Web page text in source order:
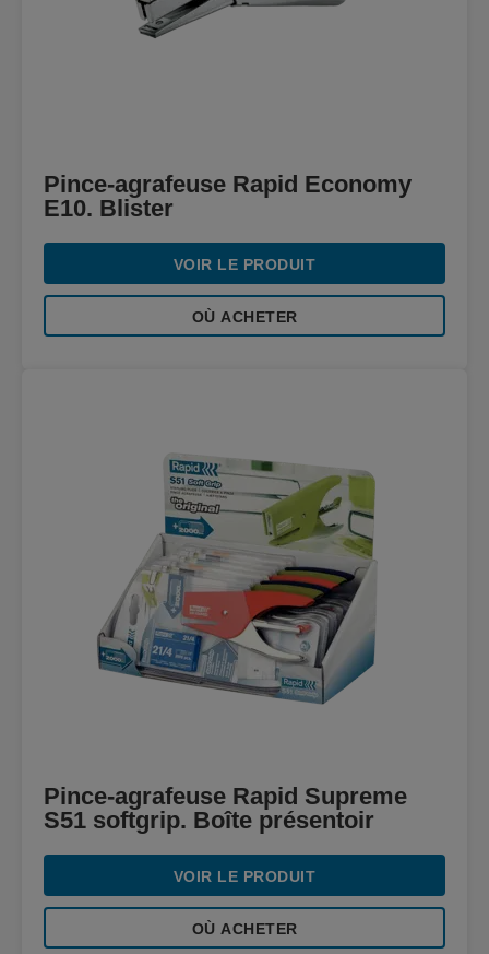
Pince-agrafeuse Rapid Economy
E10. Blister
VOIR LE PRODUIT
OÙ ACHETER
Pince-agrafeuse Rapid Supreme
S51 softgrip. Boîte présentoir
VOIR LE PRODUIT
OÙ ACHETER